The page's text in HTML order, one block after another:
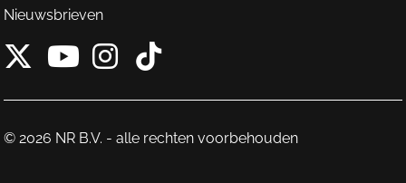
Nieuwsbrieven
X van NieuwRechts
Instagram van
Tiktok van
© 2026 NR B.V. - alle rechten voorbehouden